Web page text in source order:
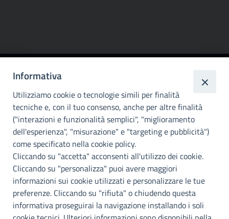
Città
metropolitana di
Palermo
INFO E CONTATTI
I nostri canali social
Accessibilità
Città Metropolitana di Palermo si impegna a rendere il proprio sito
web accessibile, conformemente al D.lgs. 10 agosto 2018, n°106
che ha recepito la direttiva UE 2016/2102 del Parlamento euopeo e
Informativa
Utilizziamo cookie o tecnologie simili per finalità
tecniche e, con il tuo consenso, anche per altre finalità
("interazioni e funzionalità semplici", "miglioramento
dell'esperienza", "misurazione" e "targeting e pubblicità")
come specificato nella cookie policy.
Cliccando su "accetta" acconsenti all'utilizzo dei cookie.
Cliccando su "personalizza" puoi avere maggiori
informazioni sui cookie utilizzati e personalizzare le tue
preferenze. Cliccando su "rifiuta" o chiudendo questa
informativa proseguirai la navigazione installando i soli